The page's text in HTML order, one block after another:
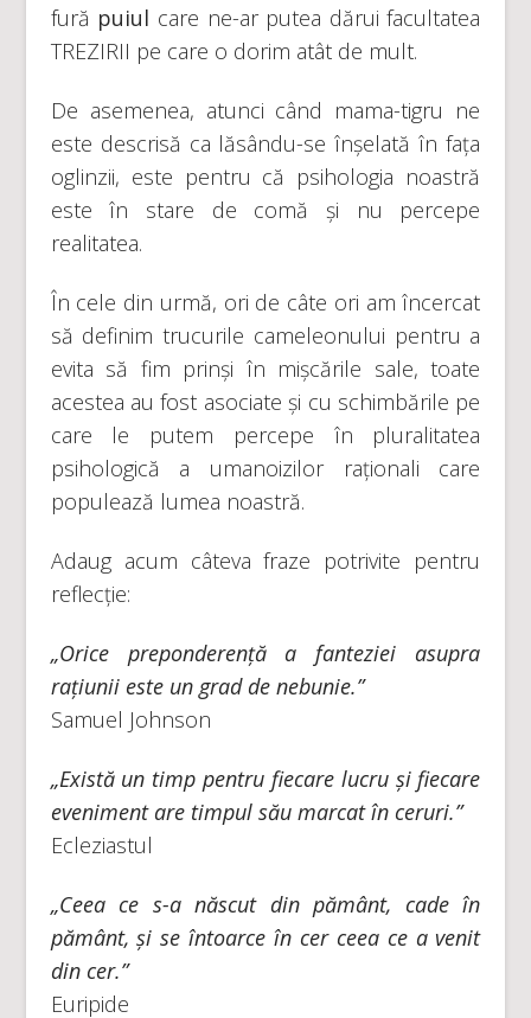
fură puiul care ne-ar putea dărui facultatea
TREZIRII pe care o dorim atât de mult.
De asemenea, atunci când mama-tigru ne
este descrisă ca lăsându-se înșelată în fața
oglinzii, este pentru că psihologia noastră
este în stare de comă și nu percepe
realitatea.
În cele din urmă, ori de câte ori am încercat
să definim trucurile cameleonului pentru a
evita să fim prinși în mișcările sale, toate
acestea au fost asociate și cu schimbările pe
care le putem percepe în pluralitatea
psihologică a umanoizilor raționali care
populează lumea noastră.
Adaug acum câteva fraze potrivite pentru
reflecție:
„Orice preponderență a fanteziei asupra
rațiunii este un grad de nebunie.”
Samuel Johnson
„Există un timp pentru fiecare lucru și fiecare
eveniment are timpul său marcat în ceruri.”
Ecleziastul
„Ceea ce s-a născut din pământ, cade în
pământ, și se întoarce în cer ceea ce a venit
din cer.”
Euripide